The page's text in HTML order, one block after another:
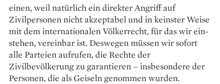
einen, weil natürlich ein direkter Angriff auf
Zivilpersonen nicht ­akzeptabel und in keinster Weise
mit dem internationalen Völkerrecht, für das wir ein­
stehen, vereinbar ist. Deswegen müssen wir sofort
alle Parteien aufrufen, die Rechte der
Zivilbevölkerung zu garantieren – insbesondere der
Personen, die als Geiseln genommen wurden.